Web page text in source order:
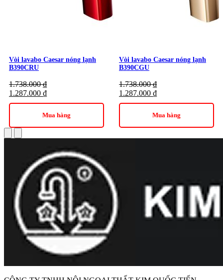
Vòi lavabo Caesar nóng lạnh
B390CRU
1.738.000₫
1.287.000 ₫
Mua hàng
Vòi lavabo Caesar nóng lạnh
B390CGU
1.738.000₫
1.287.000 ₫
Mua hàng